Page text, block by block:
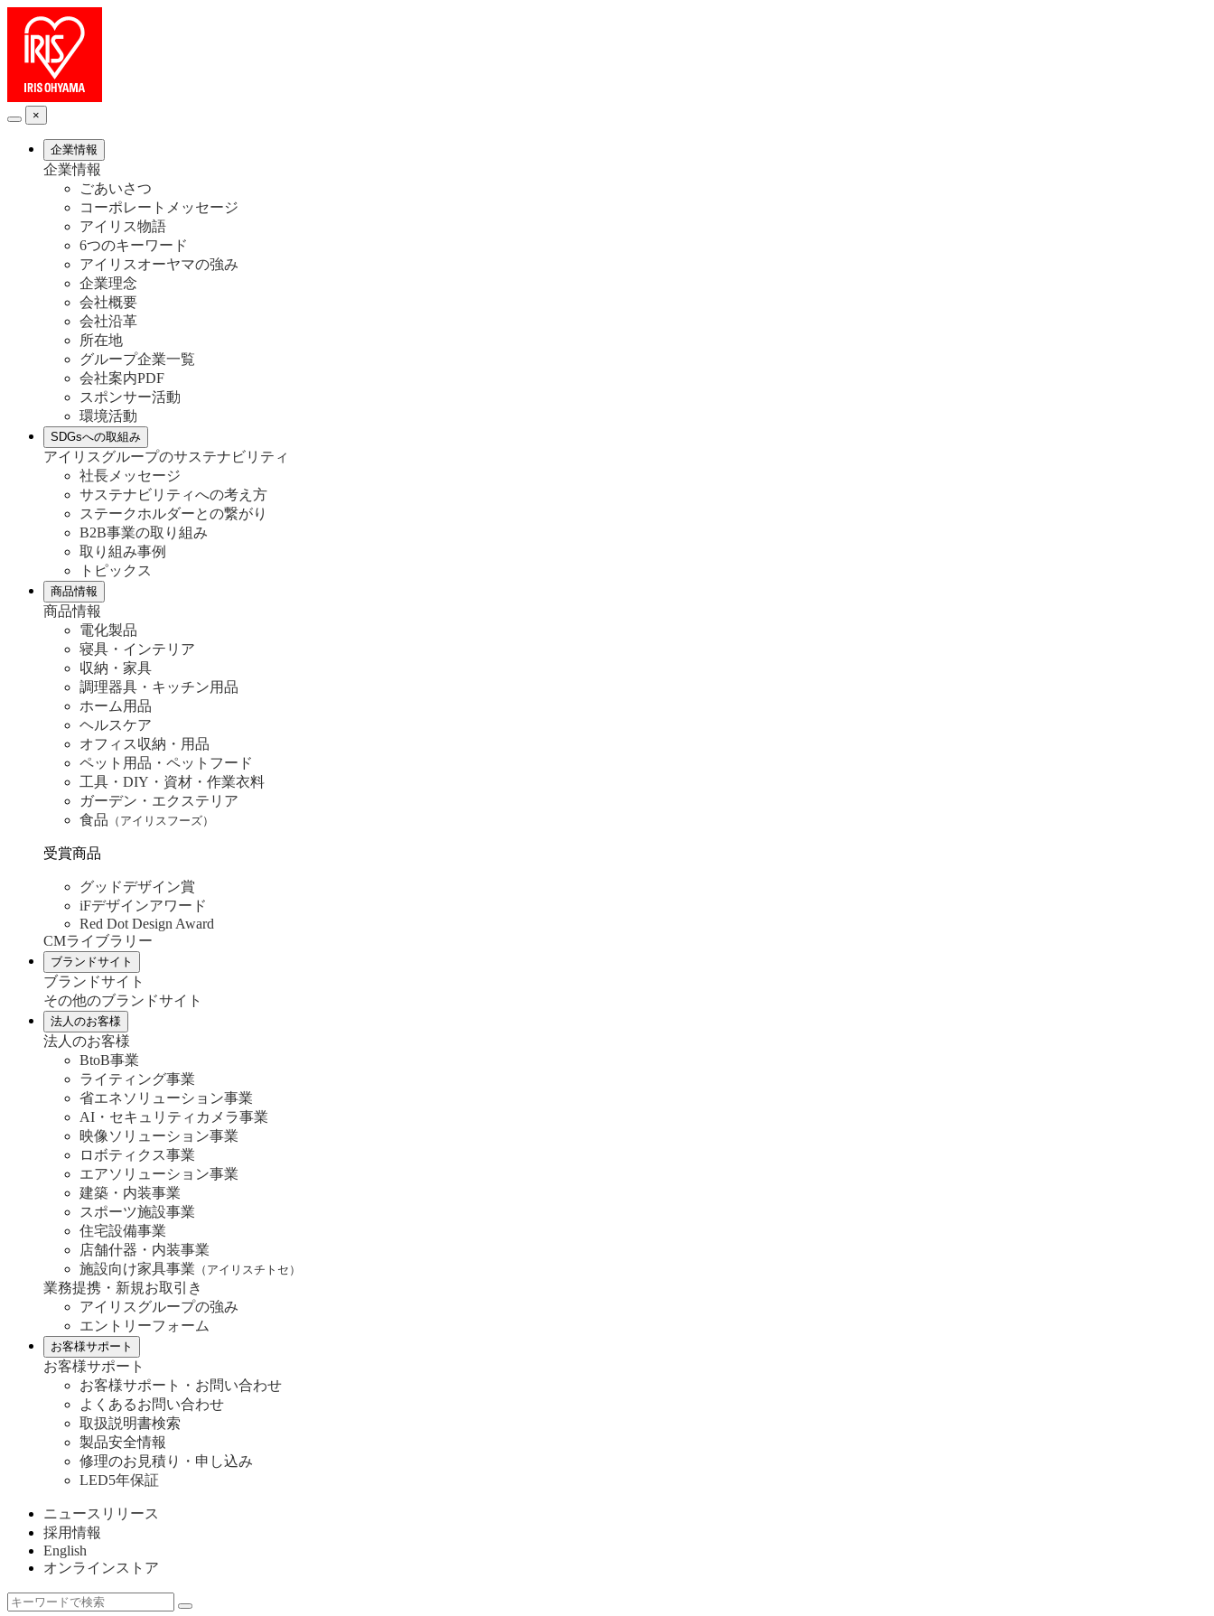
×
企業情報
企業情報
ごあいさつ
コーポレートメッセージ
アイリス物語
6つのキーワード
アイリスオーヤマの強み
企業理念
会社概要
会社沿革
所在地
グループ企業一覧
会社案内PDF
スポンサー活動
環境活動
SDGsへの取組み
アイリスグループのサステナビリティ
社長メッセージ
サステナビリティへの考え方
ステークホルダーとの繋がり
B2B事業の取り組み
取り組み事例
トピックス
商品情報
商品情報
電化製品
寝具・インテリア
収納・家具
調理器具・キッチン用品
ホーム用品
ヘルスケア
オフィス収納・用品
ペット用品・ペットフード
工具・DIY・資材・作業衣料
ガーデン・エクステリア
食品 （アイリスフーズ）
受賞商品
グッドデザイン賞
iFデザインアワード
Red Dot Design Award
CMライブラリー
ブランドサイト
ブランドサイト
その他のブランドサイト
法人のお客様
法人のお客様
BtoB事業
ライティング事業
省エネソリューション事業
AI・セキュリティカメラ事業
映像ソリューション事業
ロボティクス事業
エアソリューション事業
建築・内装事業
スポーツ施設事業
住宅設備事業
店舗什器・内装事業
施設向け家具事業 （アイリスチトセ）
業務提携・新規お取引き
アイリスグループの強み
エントリーフォーム
お客様サポート
お客様サポート
お客様サポート・お問い合わせ
よくあるお問い合わせ
取扱説明書検索
製品安全情報
修理のお見積り・申し込み
LED5年保証
ニュースリリース
採用情報
English
オンラインストア